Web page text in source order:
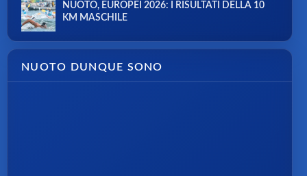
NUOTO, EUROPEI 2026: I RISULTATI DELLA 10
KM MASCHILE
NUOTO DUNQUE SONO